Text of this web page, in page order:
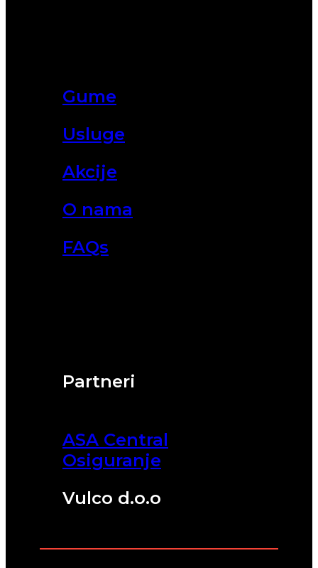
Partneri
ASA Central
Osiguranje
Vulco d.o.o
Gume
Usluge
Akcije
O nama
FAQs